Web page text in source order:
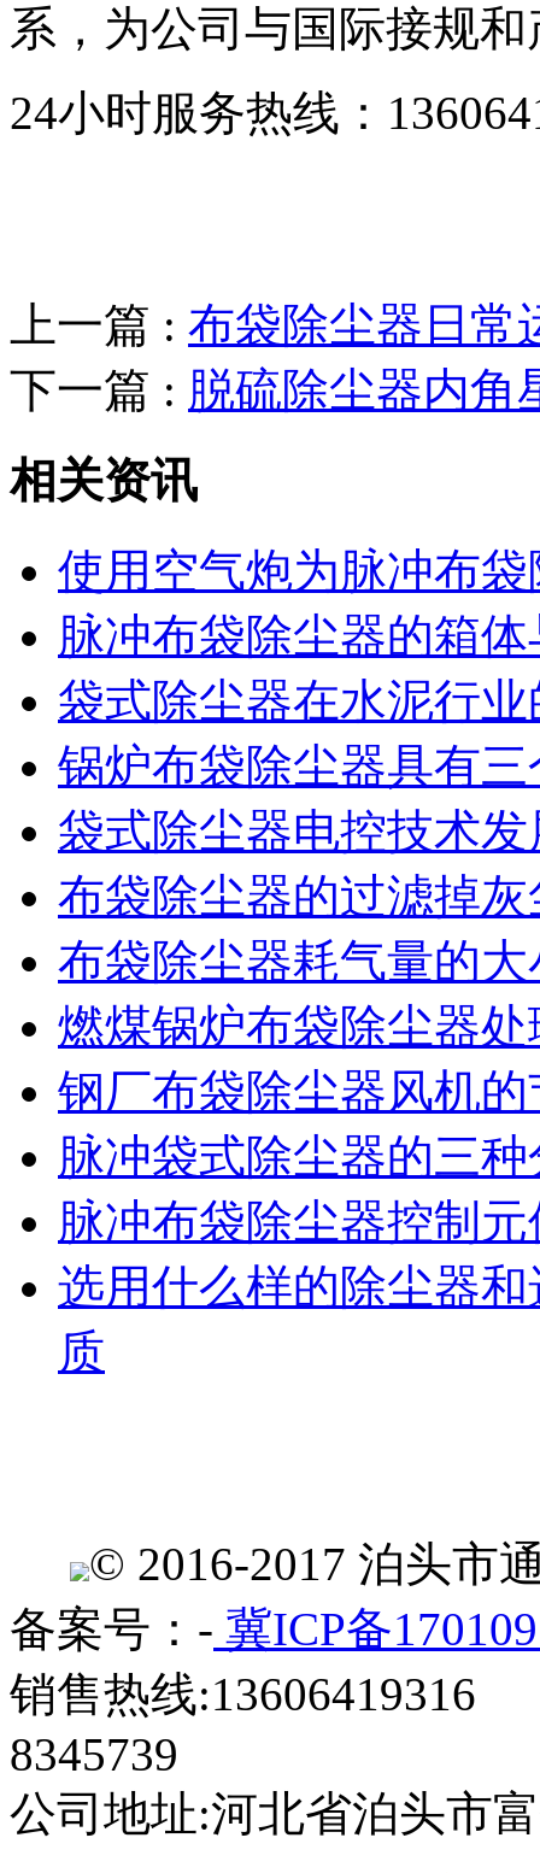
系，为公司与国际接规
24小时服务热线：
上一篇 : 布袋除尘器日常
下一篇 : 脱硫除尘器内角
相关资讯
使用空气炮为脉冲布
脉冲布袋除尘器的箱
袋式除尘器在水泥行
锅炉布袋除尘器具有
袋式除尘器电控技术
布袋除尘器的过滤掉
布袋除尘器耗气量的大
燃煤锅炉布袋除尘器
钢厂布袋除尘器风机
脉冲袋式除尘器的三
脉冲布袋除尘器控制
选用什么样的除尘器
质
© 2016-2017 泊头市
备案号：- 冀ICP备
销售热线:13606419316
8345739
公司地址:河北省泊头市